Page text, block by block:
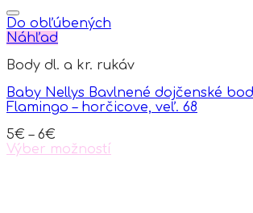
page
product
has
multiple
The
may
be
on
the
Do obľúbených
Náhľad
Body dl. a kr. rukáv
Baby Nellys Bavlnené dojčenské
Flamingo – horčicove, veľ. 68
5€ – 6€
Výber možností